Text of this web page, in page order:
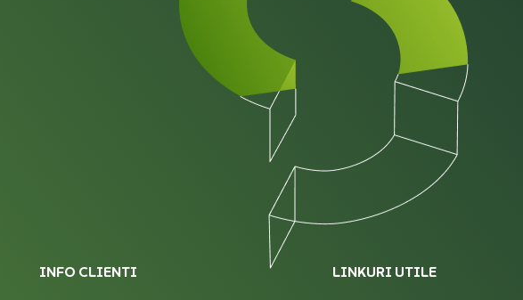
INFO CLIENTI LINKURI UTILE